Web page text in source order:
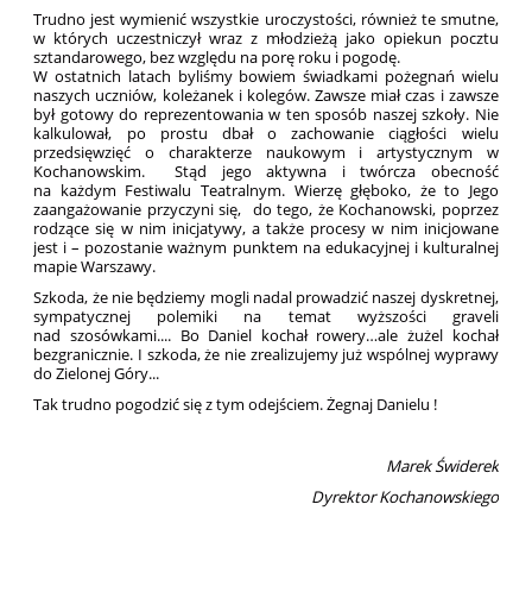
Trudno jest wymienić wszystkie uroczystości, również te smutne,
w których uczestniczył wraz z młodzieżą jako opiekun pocztu
sztandarowego, bez względu na porę roku i pogodę.
W ostatnich latach byliśmy bowiem świadkami pożegnań wielu
naszych uczniów, koleżanek i kolegów. Zawsze miał czas i zawsze
był gotowy do reprezentowania w ten sposób naszej szkoły. Nie
kalkulował, po prostu dbał o zachowanie ciągłości wielu
przedsięwzięć o charakterze naukowym i artystycznym w
Kochanowskim. Stąd jego aktywna i twórcza obecność
na każdym Festiwalu Teatralnym. Wierzę głęboko, że to Jego
zaangażowanie przyczyni się, do tego, że Kochanowski, poprzez
rodzące się w nim inicjatywy, a także procesy w nim inicjowane
jest i – pozostanie ważnym punktem na edukacyjnej i kulturalnej
mapie Warszawy.
Szkoda, że nie będziemy mogli nadal prowadzić naszej dyskretnej,
sympatycznej polemiki na temat wyższości graveli
nad szosówkami.... Bo Daniel kochał rowery…ale żużel kochał
bezgranicznie. I szkoda, że nie zrealizujemy już wspólnej wyprawy
do Zielonej Góry...
Tak trudno pogodzić się z tym odejściem. Żegnaj Danielu !
Marek Świderek
Dyrektor Kochanowskiego